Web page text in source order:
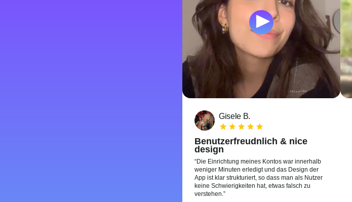
Gisele B.
Benutzerfreudnlich & nice
design
Die Einrichtung meines Kontos war innerhalb
weniger Minuten erledigt und das Design der
App ist klar strukturiert, so dass man als Nutzer
keine Schwierigkeiten hat, etwas falsch zu
verstehen.